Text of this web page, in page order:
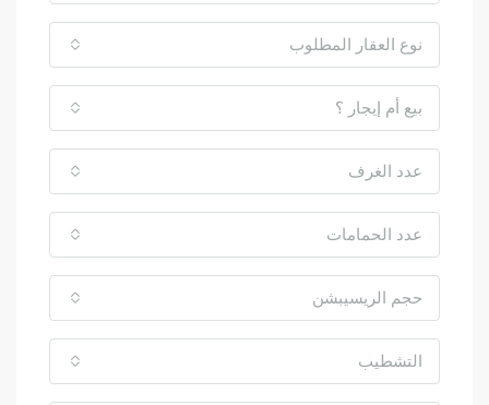
نوع العقار المطلوب
بيع أم إيجار ؟
عدد الغرف
عدد الحمامات
حجم الريسيبشن
التشطيب